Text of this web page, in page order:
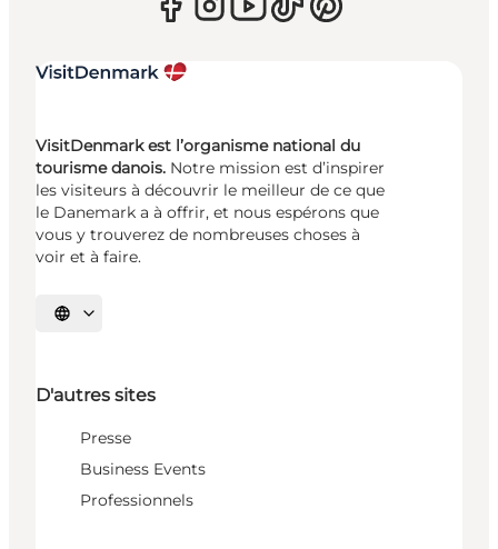
VisitDenmark est l’organisme national du
tourisme danois. Notre mission est d’inspirer
les visiteurs à découvrir le meilleur de ce que
le Danemark a à offrir, et nous espérons que
vous y trouverez de nombreuses choses à
voir et à faire.
Choisissez la langue
D'autres sites
Presse
Business Events
Professionnels